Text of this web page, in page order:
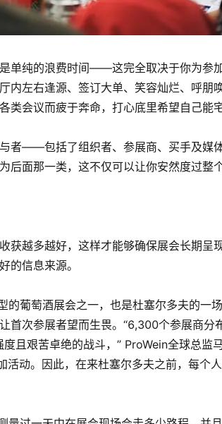
单纯的浪费时间——这完全取决于你为参
内左右逢源、签订大单、笑容灿烂、呼朋
会议而疲于奔命，打心底里希望自己能宅
者——包括了组织者、参展商、买手及
后面那一类，这不仅可以让你安然度过整
获越多越好，这样才能够确保展会长期呈
的信息来源。
的葡萄酒展会之一，也是杜塞尔多夫的
次参展者望而生畏。“6,300个参展商分
且艰苦卓绝的战斗，” ProWein全球总监
活动。因此，在来杜塞尔多夫之前，每个